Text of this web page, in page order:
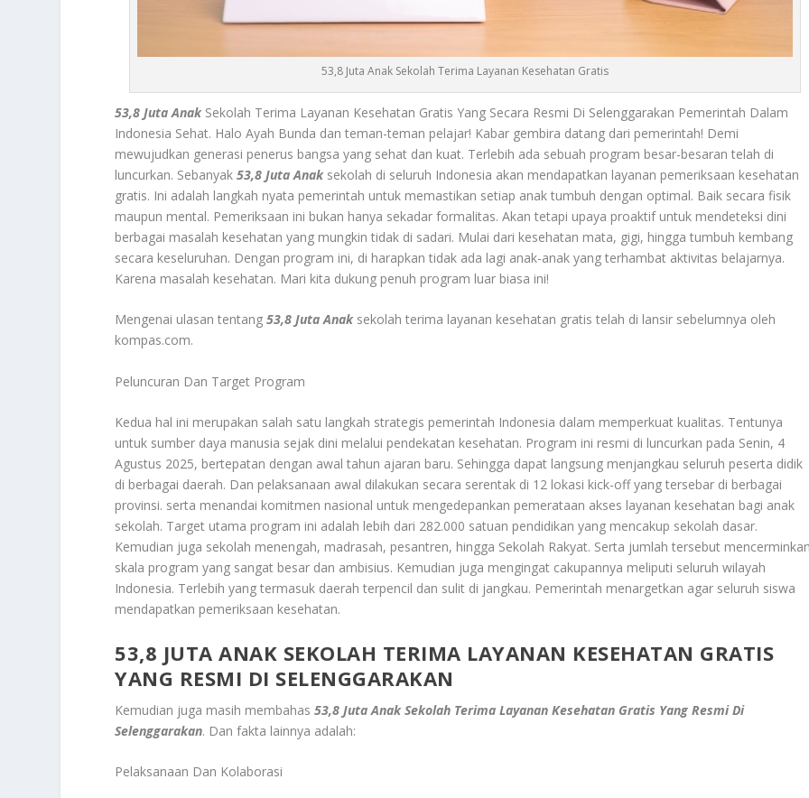
53,8 Juta Anak Sekolah Terima Layanan Kesehatan Gratis
53,8 Juta AnakSekolah Terima Layanan Kesehatan Gratis Yang Secara Resmi Di Selenggarakan Pemerintah Dalam
Indonesia Sehat. Halo Ayah Bunda dan teman-teman pelajar! Kabar gembira datang dari pemerintah! Demi
mewujudkan generasi penerus bangsa yang sehat dan kuat. Terlebih ada sebuah program besar-besaran telah di
luncurkan. Sebanyak53,8 Juta Anaksekolah di seluruh Indonesia akan mendapatkan layanan pemeriksaan kesehatan
gratis. Ini adalah langkah nyata pemerintah untuk memastikan setiap anak tumbuh dengan optimal. Baik secara fisik
maupun mental. Pemeriksaan ini bukan hanya sekadar formalitas. Akan tetapi upaya proaktif untuk mendeteksi dini
berbagai masalah kesehatan yang mungkin tidak di sadari. Mulai dari kesehatan mata, gigi, hingga tumbuh kembang
secara keseluruhan. Dengan program ini, di harapkan tidak ada lagi anak-anak yang terhambat aktivitas belajarnya.
Karena masalah kesehatan. Mari kita dukung penuh program luar biasa ini!
Mengenai ulasan tentang53,8 Juta Anaksekolah terima layanan kesehatan gratis telah di lansir sebelumnya oleh
kompas.com.
Peluncuran Dan Target Program
Kedua hal ini merupakan salah satu langkah strategis pemerintah Indonesia dalam memperkuat kualitas. Tentunya
untuk sumber daya manusia sejak dini melalui pendekatan kesehatan. Program ini resmi di luncurkan pada Senin, 4
Agustus 2025, bertepatan dengan awal tahun ajaran baru. Sehingga dapat langsung menjangkau seluruh peserta didik
di berbagai daerah. Dan pelaksanaan awal dilakukan secara serentak di 12 lokasi kick-off yang tersebar di berbagai
provinsi. serta menandai komitmen nasional untuk mengedepankan pemerataan akses layanan kesehatan bagi anak
sekolah. Target utama program ini adalah lebih dari 282.000 satuan pendidikan yang mencakup sekolah dasar.
Kemudian juga sekolah menengah, madrasah, pesantren, hingga Sekolah Rakyat. Serta jumlah tersebut
skala program yang sangat besar dan ambisius. Kemudian juga mengingat cakupannya meliputi seluruh wilayah
Indonesia. Terlebih yang termasuk daerah terpencil dan sulit di jangkau. Pemerintah menargetkan agar seluruh siswa
mendapatkan pemeriksaan kesehatan.
53,8 JUTA ANAK SEKOLAH TERIMA LAYANAN KESEHATAN GRATIS
YANG RESMI DI SELENGGARAKAN
Kemudian juga masih membahas53,8 Juta Anak Sekolah Terima Layanan Kesehatan Gratis Yang Resmi Di
Selenggarakan. Dan fakta lainnya adalah:
Pelaksanaan Dan Kolaborasi